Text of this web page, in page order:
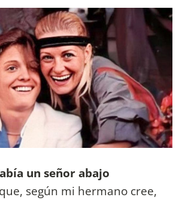
un señor abajo
que, según mi hermano cree,